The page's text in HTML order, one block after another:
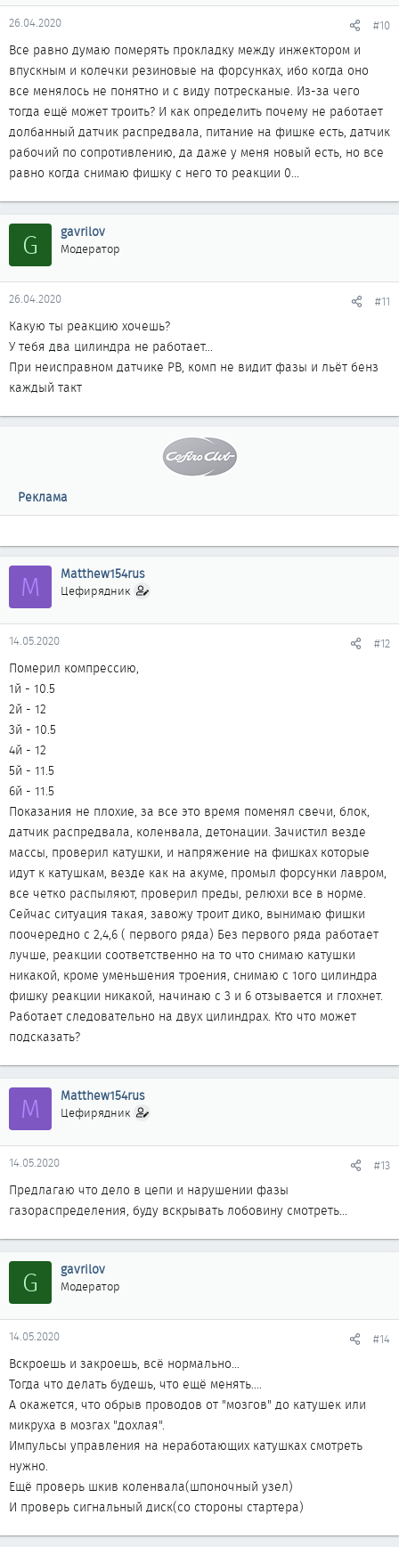
26.04.2020 #10
Все равно думаю померять прокладку между инжектором и
впускным и колечки резиновые на форсунках, ибо когда оно
все менялось не понятно и с виду потресканые. Из-за чего
тогда ещё может троить? И как определить почему не работает
долбанный датчик распредвала, питание на фишке есть, датчик
рабочий по сопротивлению, да даже у меня новый есть, но все
равно когда снимаю фишку с него то реакции 0...
G gavrilov
Модератор
26.04.2020 #11
Какую ты реакцию хочешь?
У тебя два цилиндра не работает...
При неисправном датчике РВ, комп не видит фазы и льёт бенз
каждый такт
Реклама
M Matthew154rus
Цефирядник
14.05.2020 #12
Померил компрессию,
1й - 10.5
2й - 12
3й - 10.5
4й - 12
5й - 11.5
6й - 11.5
Показания не плохие, за все это время поменял свечи, блок,
датчик распредвала, коленвала, детонации. Зачистил везде
массы, проверил катушки, и напряжение на фишках которые
идут к катушкам, везде как на акуме, промыл форсунки лавром,
все четко распыляют, проверил преды, релюхи все в норме.
Сейчас ситуация такая, завожу троит дико, вынимаю фишки
поочередно с 2,4,6 ( первого ряда) Без первого ряда работает
лучше, реакции соответственно на то что снимаю катушки
никакой, кроме уменьшения троения, снимаю с 1ого цилиндра
фишку реакции никакой, начинаю с 3 и 6 отзывается и глохнет.
Работает следовательно на двух цилиндрах. Кто что может
подсказать?
M Matthew154rus
Цефирядник
14.05.2020 #13
Предлагаю что дело в цепи и нарушении фазы
газораспределения, буду вскрывать лобовину смотреть...
G gavrilov
Модератор
14.05.2020 #14
Вскроешь и закроешь, всё нормально...
Тогда что делать будешь, что ещё менять....
А окажется, что обрыв проводов от "мозгов" до катушек или
микруха в мозгах "дохлая".
Импульсы управления на неработающих катушках смотреть
нужно.
Ещё проверь шкив коленвала(шпоночный узел)
И проверь сигнальный диск(со стороны стартера)